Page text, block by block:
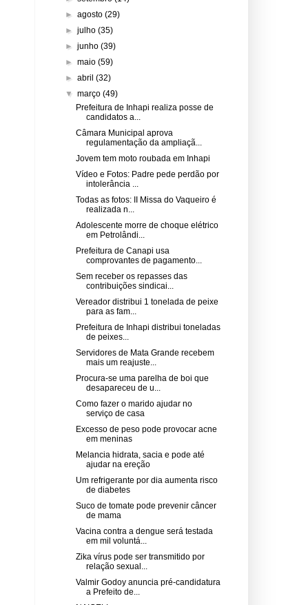
►agosto(29)
►julho(35)
►junho(39)
►maio(59)
►abril(32)
▼março(49)
Prefeitura de Inhapi realiza posse de
candidatos a...
Câmara Municipal aprova
regulamentação da ampliaçã...
Jovem tem moto roubada em Inhapi
Vídeo e Fotos: Padre pede perdão por
intolerância ...
Todas as fotos: II Missa do Vaqueiro é
realizada n...
Adolescente morre de choque elétrico
em Petrolândi...
Prefeitura de Canapi usa
comprovantes de pagamento...
Sem receber os repasses das
contribuições sindicai...
Vereador distribui 1 tonelada de peixe
para as fam...
Prefeitura de Inhapi distribui toneladas
de peixes...
Servidores de Mata Grande recebem
mais um reajuste...
Procura-se uma parelha de boi que
desapareceu de u...
Como fazer o marido ajudar no
serviço de casa
Excesso de peso pode provocar acne
em meninas
Melancia hidrata, sacia e pode até
ajudar na ereção
Um refrigerante por dia aumenta risco
de diabetes
Suco de tomate pode prevenir câncer
de mama
Vacina contra a dengue será testada
em mil voluntá...
Zika vírus pode ser transmitido por
relação sexual...
Valmir Godoy anuncia pré-candidatura
a Prefeito de...